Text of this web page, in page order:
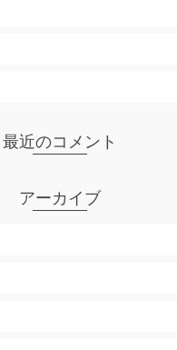
最近のコメント
アーカイブ